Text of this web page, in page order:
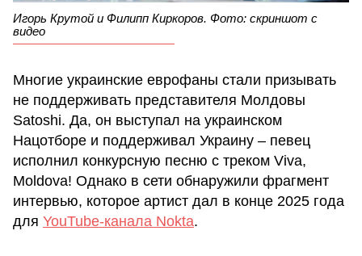
Игорь Крутой и Филипп Киркоров. Фото: скриншот с
видео
Многие украинские еврофаны стали призывать
не поддерживать представителя Молдовы
Satoshi. Да, он выступал на украинском
Нацотборе и поддерживал Украину – певец
исполнил конкурсную песню с треком Viva,
Moldova! Однако в сети обнаружили фрагмент
интервью, которое артист дал в конце 2025 года
для YouTube-канала Nokta.